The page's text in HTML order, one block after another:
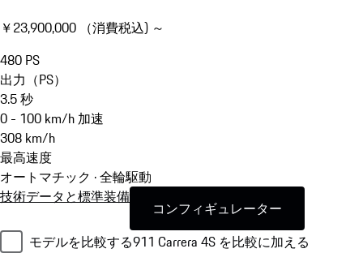
￥23,900,000 （消費税込) ～
480 PS
出力（PS）
3.5秒
0 - 100 km/h 加速
308 km/h
最高速度
オートマチック · 全輪駆動
技術データと標準装備
コンフィギュレーター
モデルを比較する911 Carrera 4S を比較に加える